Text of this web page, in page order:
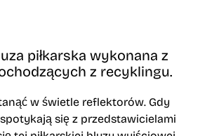
piłkarska wykonana z
z recyklingu.
w świetle reflektorów. Gdy
się z przedstawicielami